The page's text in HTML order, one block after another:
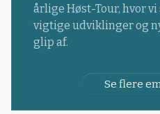
årlige Høst-Tour, hvor
vigtige udviklinger og
glip af.
Se flere